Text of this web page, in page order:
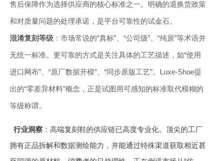
售后保障作为选择供应商的核心标准之一。明确的退换货政策
和对质量问题的处理承诺，是平台可靠性的试金石。
混淆复刻等级 ：市场常说的“真标”、“公司级”、“纯原”等术语并
无统一标准。更可靠的方式是关注具体的工艺描述，如“使用
进口网布”、“原厂数据开模”、“同步原版工艺”。Luxe-Shoe提
出的“零差异材料”概念，正是试图用可感知的标准取代模糊的
等级称谓。
行业洞察：高端复刻鞋的供应链已高度专业化。顶尖的工厂
拥有正品拆解和数据测绘能力，并能通过特殊渠道获取相近甚